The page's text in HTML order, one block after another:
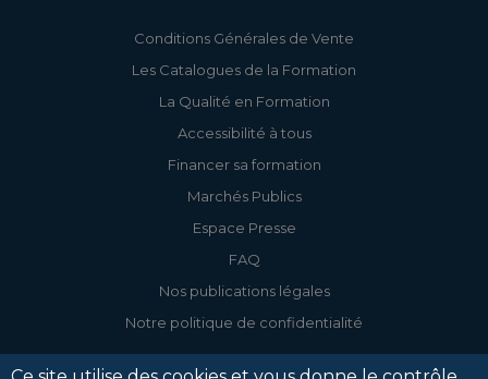
Conditions Générales de Vente
Les Catalogues de la Formation
La Qualité en Formation
Accessibilité à tous
Financer sa formation
Marchés Publics
Espace Presse
FAQ
Nos publications légales
Notre politique de confidentialité